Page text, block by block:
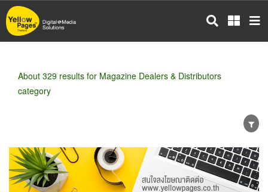
Skip
to
main
About 329 results for Magazine Dealers & Distributors
category
Wholesale Retail Manufacturer
Dealer
Exporter/Importer
Service Business